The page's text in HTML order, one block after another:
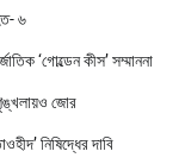
৬
‘গোল্ডেন কীস’ সম্মাননা
জোর
নিষিদ্ধের দাবি